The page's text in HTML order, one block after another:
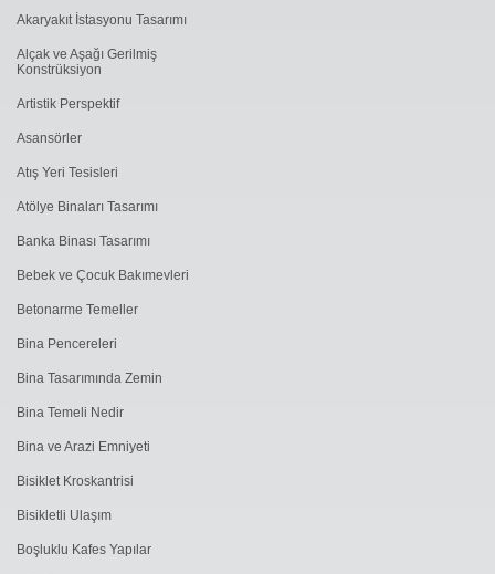
Akaryakıt İstasyonu Tasarımı
Alçak ve Aşağı Gerilmiş
Konstrüksiyon
Artistik Perspektif
Asansörler
Atış Yeri Tesisleri
Atölye Binaları Tasarımı
Banka Binası Tasarımı
Bebek ve Çocuk Bakımevleri
Betonarme Temeller
Bina Pencereleri
Bina Tasarımında Zemin
Bina Temeli Nedir
Bina ve Arazi Emniyeti
Bisiklet Kroskantrisi
Bisikletli Ulaşım
Boşluklu Kafes Yapılar